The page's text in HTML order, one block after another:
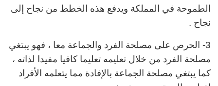
الطموحة في المملكة ويدفع هذه الخطط من نجاح إلى
نجاح .
3- الحرص على مصلحة الفرد والجماعة معا ، فهو يبتغي
مصلحة الفرد من خلال تعليمه تعليما كافيا مفيدا لذاته ،
كما يبتغي مصلحة الجماعة بالإفادة مما يتعلمه الأفراد